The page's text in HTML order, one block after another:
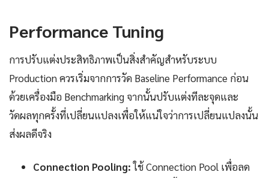
Performance Tuning
การปรับแต่งประสิทธิภาพเป็นสิ่งสำคัญสำหรับระบบ
Production ควรเริ่มจากการวัด Baseline Performance ก่อน
ด้วยเครื่องมือ Benchmarking จากนั้นปรับแต่งทีละจุดและ
วัดผลทุกครั้งที่เปลี่ยนแปลงเพื่อให้แน่ใจว่าการเปลี่ยนแปลงนั้น
ส่งผลดีจริง
Connection Pooling:ใช้ Connection Pool เพื่อลด